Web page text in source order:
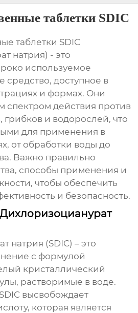
таблетки SDIC
таблетки SDIC
натрия) - это
используемое
доступное в
и формах. Они
действия против
грибков и водорослей, что
для применения в
от обработки воды до
Важно правильно
способы применения и
чтобы обеспечить
и безопасность.
натрия (SDIC) – это
с формулой
кристаллический
растворимые в воде.
высвобождает
которая является